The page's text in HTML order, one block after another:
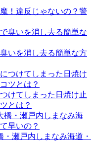
！違反じゃないの？警
いを消し去る簡単な方
けてしまった日焼け止
とは？
瀬戸内しまなみ海道・